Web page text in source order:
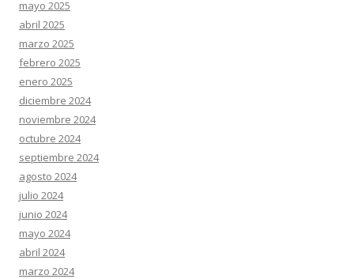
mayo 2025
abril 2025
marzo 2025
febrero 2025
enero 2025
diciembre 2024
noviembre 2024
octubre 2024
septiembre 2024
agosto 2024
julio 2024
junio 2024
mayo 2024
abril 2024
marzo 2024